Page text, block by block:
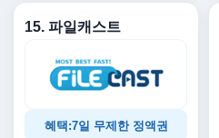
15. 파일캐스트
혜택:7일 무제한 정액권